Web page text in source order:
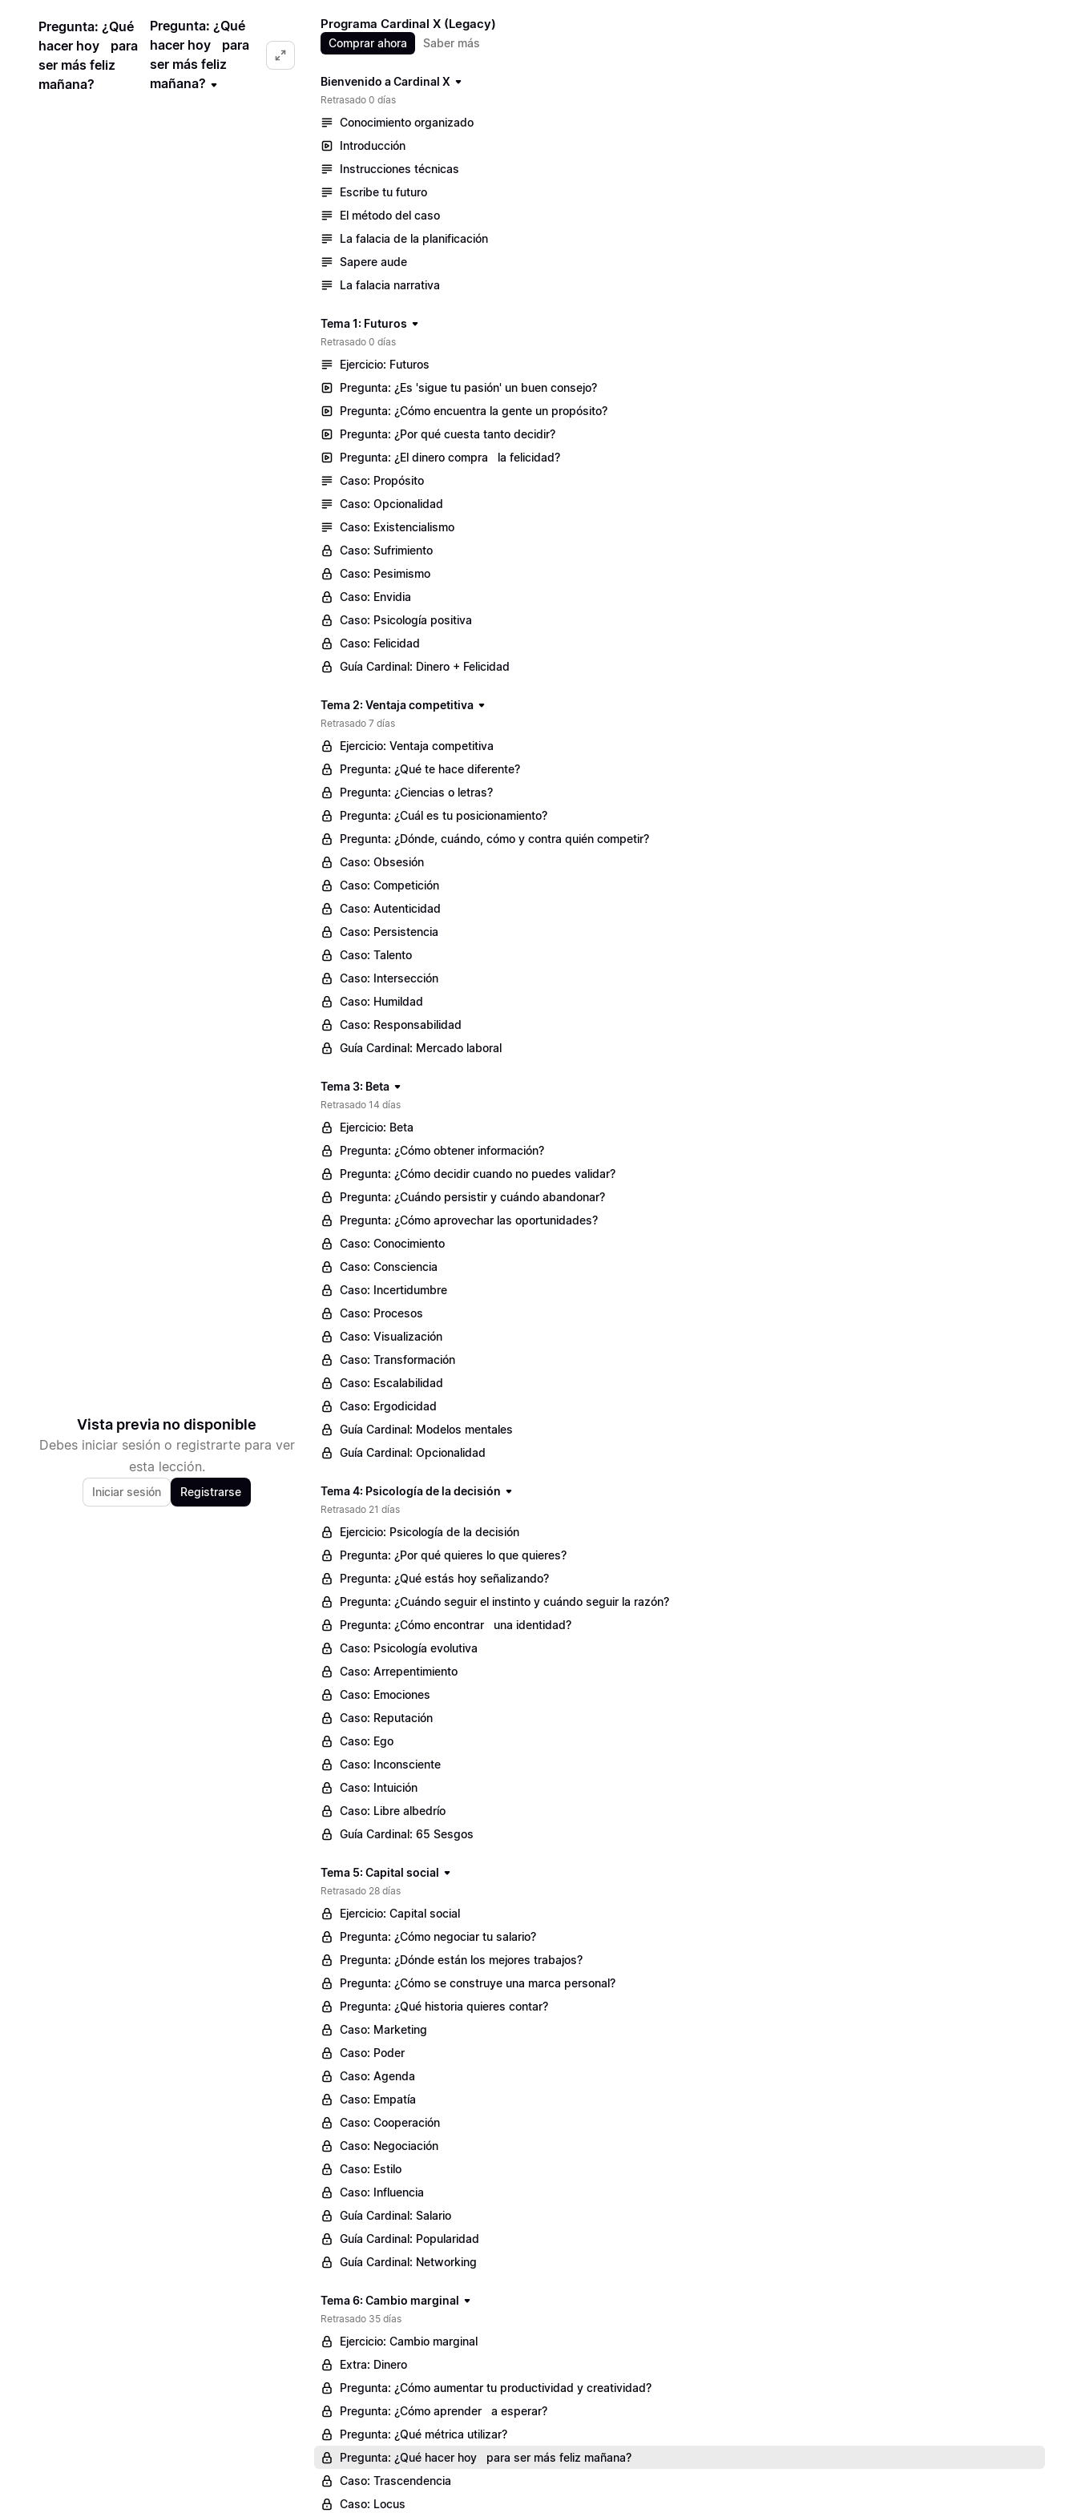
Pregunta: ¿Qué
hacer hoy para
ser más feliz
mañana?
Pregunta: ¿Qué
hacer hoy para
ser más feliz
mañana?
Vista previa no disponible
Debes iniciar sesión o registrarte para ver
esta lección.
Iniciar sesión Registrarse
Programa Cardinal X (Legacy)
Comprar ahora Saber más
Bienvenido a Cardinal X
Retrasado 0 días
Conocimiento organizado
Introducción
Instrucciones técnicas
Escribe tu futuro
El método del caso
La falacia de la planificación
Sapere aude
La falacia narrativa
Tema 1: Futuros
Retrasado 0 días
Ejercicio: Futuros
Pregunta: ¿Es 'sigue tu pasión' un buen consejo?
Pregunta: ¿Cómo encuentra la gente un propósito?
Pregunta: ¿Por qué cuesta tanto decidir?
Pregunta: ¿El dinero compra la felicidad?
Caso: Propósito
Caso: Opcionalidad
Caso: Existencialismo
Caso: Sufrimiento
Caso: Pesimismo
Caso: Envidia
Caso: Psicología positiva
Caso: Felicidad
Guía Cardinal: Dinero + Felicidad
Tema 2: Ventaja competitiva
Retrasado 7 días
Ejercicio: Ventaja competitiva
Pregunta: ¿Qué te hace diferente?
Pregunta: ¿Ciencias o letras?
Pregunta: ¿Cuál es tu posicionamiento?
Pregunta: ¿Dónde, cuándo, cómo y contra quién competir?
Caso: Obsesión
Caso: Competición
Caso: Autenticidad
Caso: Persistencia
Caso: Talento
Caso: Intersección
Caso: Humildad
Caso: Responsabilidad
Guía Cardinal: Mercado laboral
Tema 3: Beta
Retrasado 14 días
Ejercicio: Beta
Pregunta: ¿Cómo obtener información?
Pregunta: ¿Cómo decidir cuando no puedes validar?
Pregunta: ¿Cuándo persistir y cuándo abandonar?
Pregunta: ¿Cómo aprovechar las oportunidades?
Caso: Conocimiento
Caso: Consciencia
Caso: Incertidumbre
Caso: Procesos
Caso: Visualización
Caso: Transformación
Caso: Escalabilidad
Caso: Ergodicidad
Guía Cardinal: Modelos mentales
Guía Cardinal: Opcionalidad
Tema 4: Psicología de la decisión
Retrasado 21 días
Ejercicio: Psicología de la decisión
Pregunta: ¿Por qué quieres lo que quieres?
Pregunta: ¿Qué estás hoy señalizando?
Pregunta: ¿Cuándo seguir el instinto y cuándo seguir la razón?
Pregunta: ¿Cómo encontrar una identidad?
Caso: Psicología evolutiva
Caso: Arrepentimiento
Caso: Emociones
Caso: Reputación
Caso: Ego
Caso: Inconsciente
Caso: Intuición
Caso: Libre albedrío
Guía Cardinal: 65 Sesgos
Tema 5: Capital social
Retrasado 28 días
Ejercicio: Capital social
Pregunta: ¿Cómo negociar tu salario?
Pregunta: ¿Dónde están los mejores trabajos?
Pregunta: ¿Cómo se construye una marca personal?
Pregunta: ¿Qué historia quieres contar?
Caso: Marketing
Caso: Poder
Caso: Agenda
Caso: Empatía
Caso: Cooperación
Caso: Negociación
Caso: Estilo
Caso: Influencia
Guía Cardinal: Salario
Guía Cardinal: Popularidad
Guía Cardinal: Networking
Tema 6: Cambio marginal
Retrasado 35 días
Ejercicio: Cambio marginal
Extra: Dinero
Pregunta: ¿Cómo aumentar tu productividad y creatividad?
Pregunta: ¿Cómo aprender a esperar?
Pregunta: ¿Qué métrica utilizar?
Pregunta: ¿Qué hacer hoy para ser más feliz mañana?
Caso: Trascendencia
Caso: Locus